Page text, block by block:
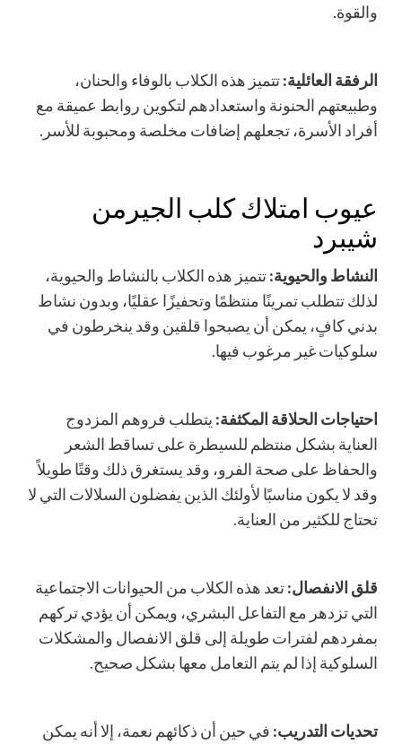
والقوة.
الرفقة العائلية:تتميز هذه الكلاب بالوفاء والحنان،
وطبيعتهم الحنونة واستعدادهم لتكوين روابط عميقة مع
أفراد الأسرة، تجعلهم إضافات مخلصة ومحبوبة للأسر.
عيوب امتلاك كلب الجيرمن
شيبرد
النشاط والحيوية:تتميز هذه الكلاب بالنشاط والحيوية،
لذلك تتطلب تمرينًا منتظمًا وتحفيزًا عقليًا، وبدون نشاط
بدني كافٍ، يمكن أن يصبحوا قلقين وقد ينخرطون في
سلوكيات غير مرغوب فيها.
احتياجات الحلاقة المكثفة: يتطلب فروهم المزدوج
العناية بشكل منتظم للسيطرة على تساقط الشعر
والحفاظ على صحة الفرو، وقد يستغرق ذلك وقتًا طويلاً
وقد لا يكون مناسبًا لأولئك الذين يفضلون السلالات التي لا
تحتاج للكثير من العناية.
قلق الانفصال:تعد هذه الكلاب من الحيوانات الاجتماعية
التي تزدهر مع التفاعل البشري، ويمكن أن يؤدي تركهم
بمفردهم لفترات طويلة إلى قلق الانفصال والمشكلات
السلوكية إذا لم يتم التعامل معها بشكل صحيح.
تحديات التدريب: في حين أن ذكائهم نعمة، إلا أنه يمكن